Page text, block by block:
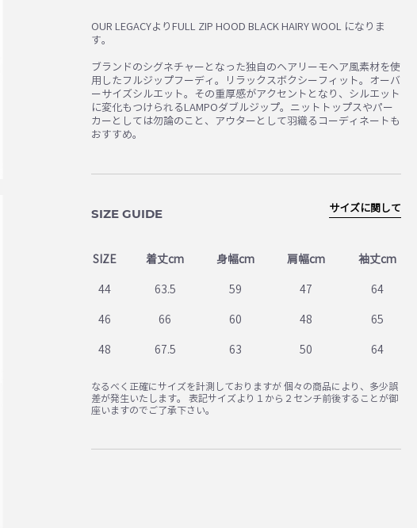
OUR LEGACYよりFULL ZIP HOOD BLACK HAIRY WOOL になりま
す。
ブランドのシグネチャーとなった独自のヘアリーモヘア風素材を使
用したフルジップフーディ。リラックスボクシーフィット。オーバ
ーサイズシルエット。その重厚感がアクセントとなり、シルエット
に変化もつけられるLAMPOダブルジップ。ニットトップスやパー
カーとしては勿論のこと、アウターとして羽織るコーディネートも
おすすめ。
SIZE GUIDE
SIZE 着丈cm 身幅cm 肩幅cm 袖丈cm
44 63.5 59 47 64
46 66 60 48 65
48 67.5 63 50 64
サイズに関して
なるべく正確にサイズを計測しておりますが 個々の商品により、多少誤
差が発生いたします。 表記サイズより１から２センチ前後することが御
座いますのでご了承下さい。